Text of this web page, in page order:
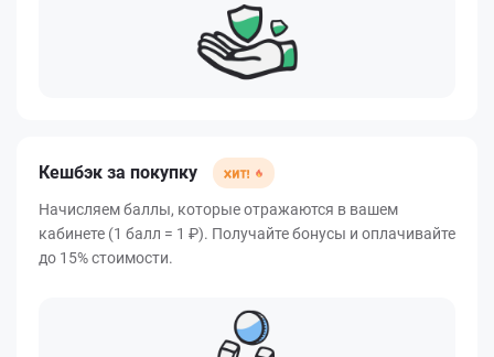
Кешбэк за покупку
Начисляем баллы, которые отражаются в вашем
кабинете (1 балл = 1 ₽). Получайте бонусы и оплачивайте
до 15% стоимости.